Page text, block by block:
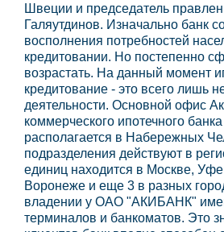
Швеции и председатель
Галяутдинов. Изначально банк
восполнения потребностей
кредитовании. Но постепенно
возрастать. На данный момент
кредитование - это всего лишь
деятельности. Основной офис
коммерческого ипотечного
располагается в Набережных
подразделения действуют в
единиц находится в Москве,
Воронеже и еще 3 в разных
владении у ОАО "АКИБАНК"
терминалов и банкоматов. Это